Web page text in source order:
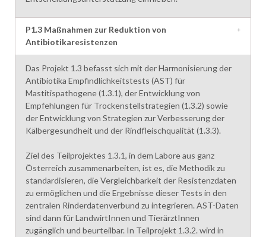
P1.3 Maßnahmen zur Reduktion von
Antibiotikaresistenzen
Das Projekt 1.3 befasst sich mit der Harmonisierung der
Antibiotika Empfindlichkeitstests (AST) für
Mastitispathogene (1.3.1), der Entwicklung von
Empfehlungen für Trockenstellstrategien (1.3.2) sowie
der Entwicklung von Strategien zur Verbesserung der
Kälbergesundheit und der Rindfleischqualität (1.3.3).
Ziel des Teilprojektes 1.3.1, in dem Labore aus ganz
Österreich zusammenarbeiten, ist es, die Methodik zu
standardisieren, die Vergleichbarkeit der Resistenzdaten
zu ermöglichen und die Ergebnisse dieser Tests in den
zentralen Rinderdatenverbund zu integrieren. AST-Daten
sind dann für LandwirtInnen und TierärztInnen
zugänglich und beurteilbar. In Teilprojekt 1.3.2. wird in